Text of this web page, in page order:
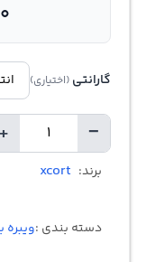
گارانتی (اختیاری)
−
تعداد +
برند: xcort
دسته بندی :ویبره